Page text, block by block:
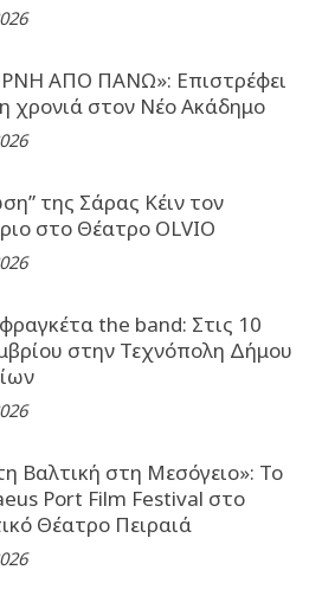
ΑΠΟ ΠΑΝΩ»: Επιστρέφει
χρονιά στον Νέο Ακάδημο
της Σάρας Κέιν τον
στο Θέατρο OLVIO
the band: Στις 10
στην Τεχνόπολη Δήμου
Βαλτική στη Μεσόγειο»: Το
Port Film Festival στο
Θέατρο Πειραιά